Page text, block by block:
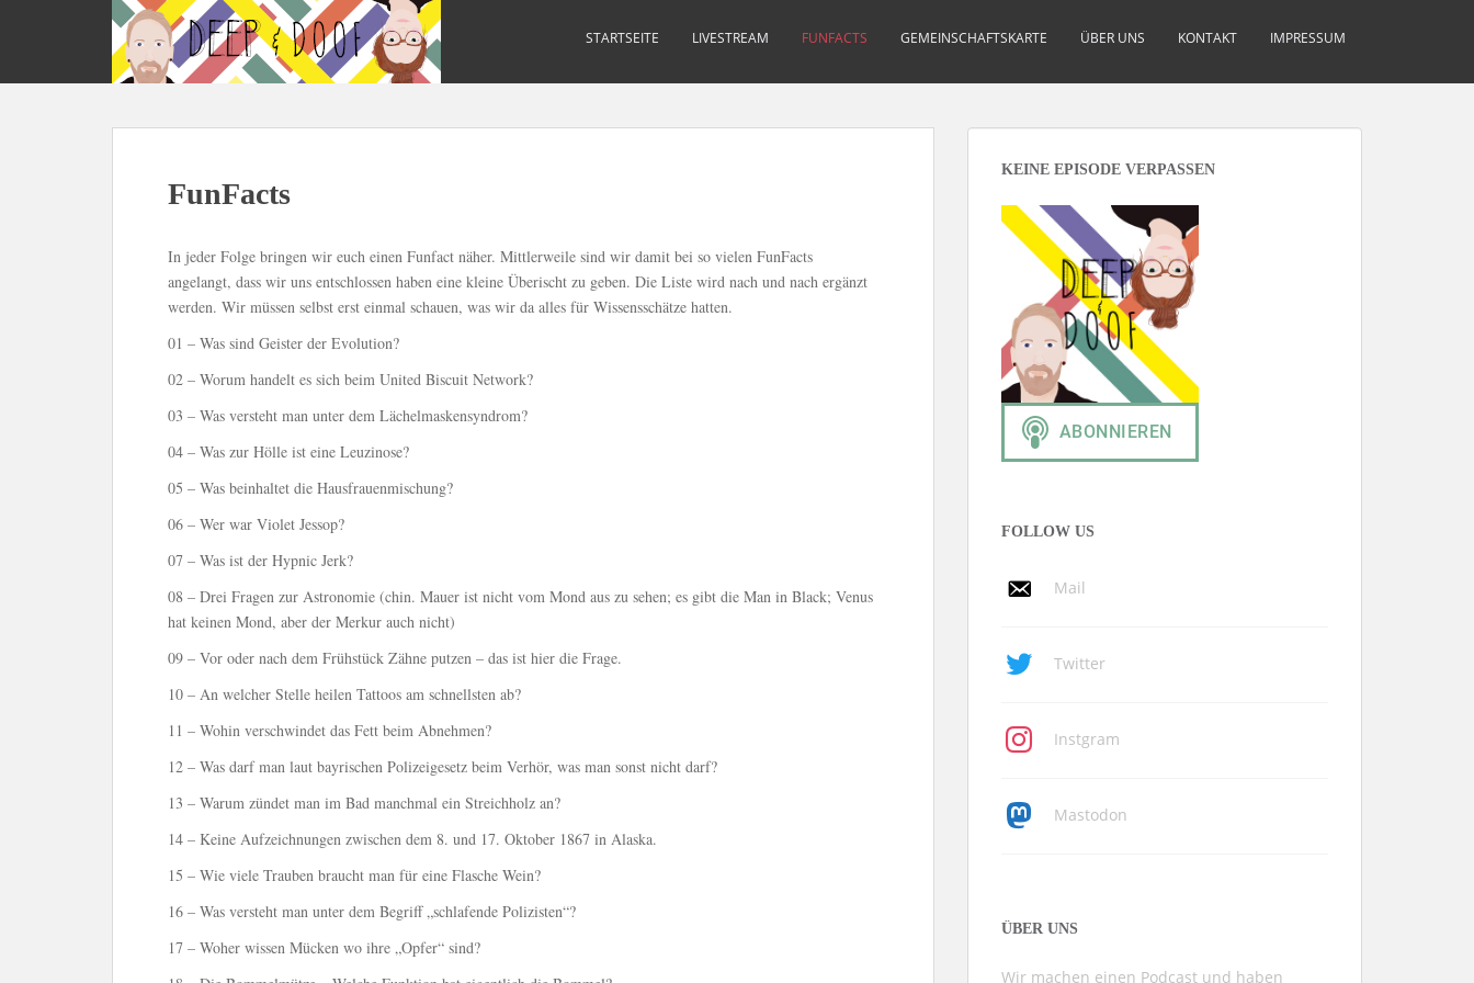
p
STARTSEITE LIVESTREAM FUNFACTS GEMEINSCHAFTSKARTE ÜBER UNS KONTAKT IMPRESSUM
FunFacts
In jeder Folge bringen wir euch einen Funfact näher. Mittlerweile sind wir damit bei so vielen FunFacts
angelangt, dass wir uns entschlossen haben eine kleine Überischt zu geben. Die Liste wird nach und nach ergänzt
werden. Wir müssen selbst erst einmal schauen, was wir da alles für Wissensschätze hatten.
01 – Was sind Geister der Evolution?
02 – Worum handelt es sich beim United Biscuit Network?
03 – Was versteht man unter dem Lächelmaskensyndrom?
04 – Was zur Hölle ist eine Leuzinose?
05 – Was beinhaltet die Hausfrauenmischung?
06 – Wer war Violet Jessop?
07 – Was ist der Hypnic Jerk?
08 – Drei Fragen zur Astronomie (chin. Mauer ist nicht vom Mond aus zu sehen; es gibt die Man in Black; Venus
hat keinen Mond, aber der Merkur auch nicht)
09 – Vor oder nach dem Frühstück Zähne putzen – das ist hier die Frage.
10 – An welcher Stelle heilen Tattoos am schnellsten ab?
11 – Wohin verschwindet das Fett beim Abnehmen?
12 – Was darf man laut bayrischen Polizeigesetz beim Verhör, was man sonst nicht darf?
13 – Warum zündet man im Bad manchmal ein Streichholz an?
14 – Keine Aufzeichnungen zwischen dem 8. und 17. Oktober 1867 in Alaska.
15 – Wie viele Trauben braucht man für eine Flasche Wein?
16 – Was versteht man unter dem Begriff „schlafende Polizisten“?
17 – Woher wissen Mücken wo ihre „Opfer“ sind?
KEINE EPISODE VERPASSEN
FOLLOW US
Mail
Twitter
Instgram
Mastodon
ÜBER UNS
Wir machen einen Podcast und haben